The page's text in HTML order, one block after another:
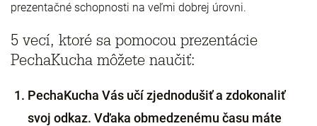
prezentačné schopnosti na veľmi dobrej úrovni.
5 vecí, ktoré sa pomocou prezentácie
PechaKucha môžete naučiť:
PechaKucha Vás učí zjednodušiť a zdokonaliť
svoj odkaz. Vďaka obmedzenému času máte